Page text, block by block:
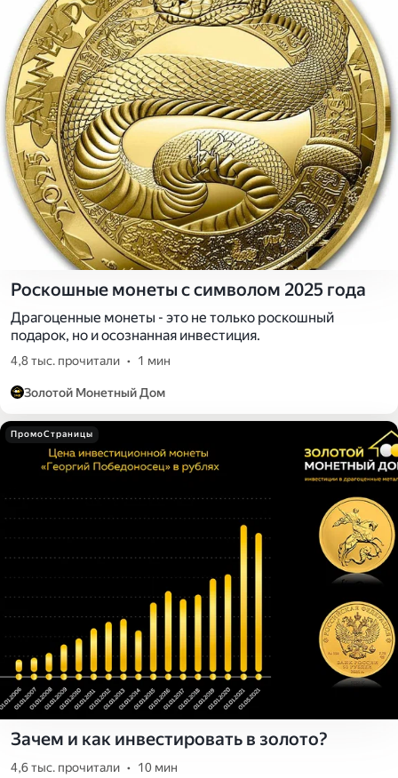
Роскошные монеты с символом 2025 года
Драгоценные монеты - это не только роскошный
подарок, но и осознанная инвестиция.
4,8 тыс. прочитали • 1 мин
Золотой Монетный Дом
ПромоСтраницы
Зачем и как инвестировать в золото?
4,6 тыс. прочитали • 10 мин